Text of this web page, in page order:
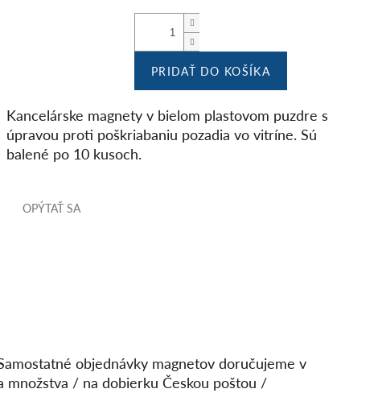
PRIDAŤ DO KOŠÍKA
Kancelárske magnety v bielom plastovom puzdre s
úpravou proti poškriabaniu pozadia vo vitríne. Sú
balené po 10 kusoch.
OPÝTAŤ SA
objednávky magnetov doručujeme v
/ na dobierku Českou poštou /